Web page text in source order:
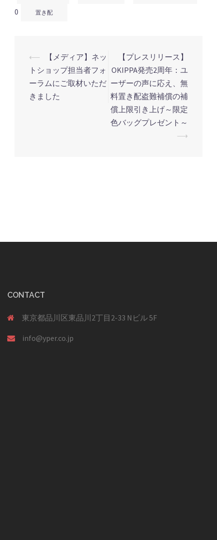
0 置き配
投
稿
ナ
⟵
【メディア】ネッ
トショップ担当者フォ
ーラムにご取材いただ
きました
【プレスリリース】
OKIPPA発売2周年：ユ
ーザーの声に応え、無
料置き配盗難補償の補
償上限引き上げ～限定
色バッグプレゼント～
⟶
CONTACT
東京都品川区東品川2丁目2-33 Nビル 5F
info@yper.co.jp